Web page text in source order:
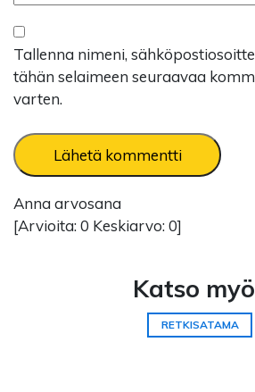
Tallenna nimeni,
tähän selaimeen seuraavaa
varten.
Anna arvosana
[Arvioita:0 Keskiarvo:0]
Katso
RETKISATAMA